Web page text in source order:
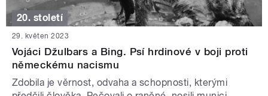
20. století
29. květen 2023
Vojáci Džulbars a Bing. Psí hrdinové v boji proti
německému nacismu
Zdobila je věrnost, odvaha a schopnosti, kterými